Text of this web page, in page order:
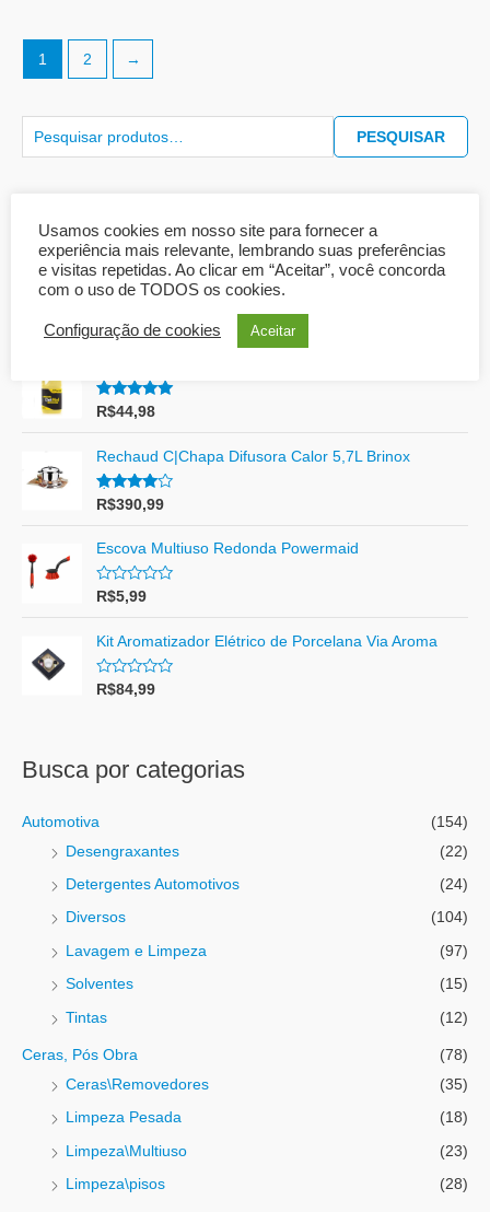
PESQUISAR
Mais vendidos
Sabão em Barra Multiativo Azul Ypê 900gr
5.00de 5
Avaliação
de 5
R$44,98
Rechaud C|Chapa Difusora Calor 5,7L Brinox
Avaliação
de 5
R$390,99
Escova Multiuso Redonda Powermaid
A
l
i
a
ç
ã
5
R$5,99
Kit Aromatizador Elétrico de Porcelana Via Aroma
A
ç
ã
d
5
R$84,99
Busca por categorias
Automotiva
(154)
Desengraxantes
(22)
Detergentes Automotivos (24)
Diversos (104)
Lavagem e Limpeza (97)
Solventes (15)
Tintas (12)
Ceras, Pós Obra
(78)
Ceras\Removedores
(35)
Limpeza Pesada (18)
Limpeza\Multiuso (23)
Limpeza\pisos (28)
1 2 →
Usamos cookies em nosso site para fornecer a
experiência mais relevante, lembrando suas preferências
e visitas repetidas. Ao clicar em “Aceitar”, você concorda
com o uso de TODOS os cookies.
Configuração de cookies Aceitar